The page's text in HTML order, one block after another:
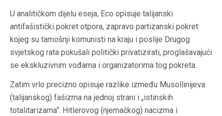
U analitičkom dijelu eseja, Eco opisuje talijanski
antifašistički pokret otpora, zapravo partizanski pokret
kojeg su tamošnji komunisti na kraju i poslije Drugog
svjetskog rata pokušali politički privatizirati, proglašavajući
se ekskluzivnim vođama i organizatorima tog pokreta.
Zatim vrlo precizno opisuje razlike između Musollinijeva
(talijanskog) fašizma na jednoj strani i „istinskih
totalitarizama“: Hitlerovog (njemačkog) nacizma i